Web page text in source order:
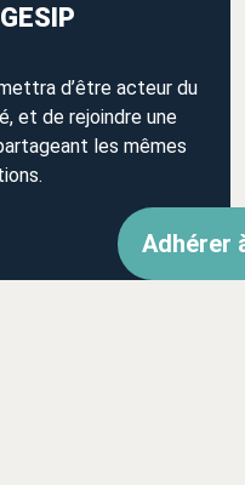
d’être acteur du
et de rejoindre une
les mêmes
Adhérer